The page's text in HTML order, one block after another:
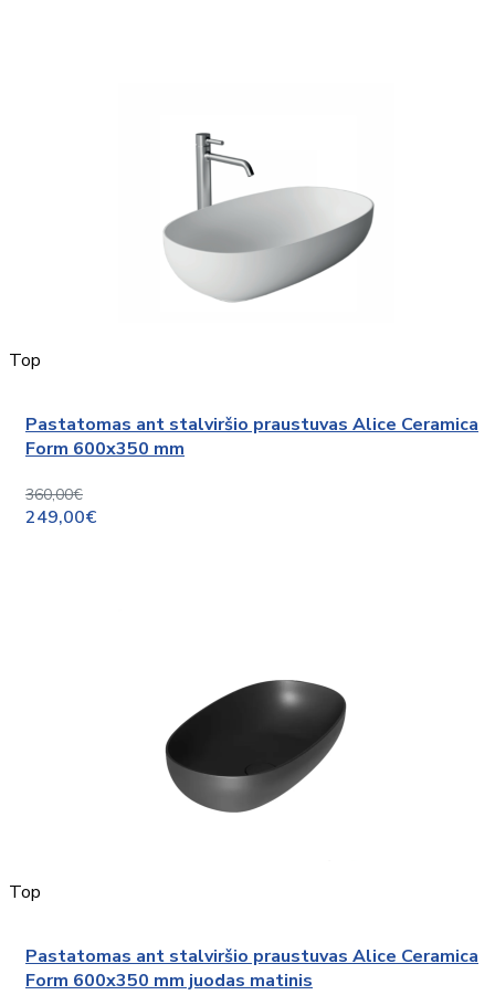
Top
Pastatomas ant stalviršio praustuvas Alice Ceramica
Form 600x350 mm
360,00€
249,00€
Top
Pastatomas ant stalviršio praustuvas Alice Ceramica
Form 600x350 mm juodas matinis